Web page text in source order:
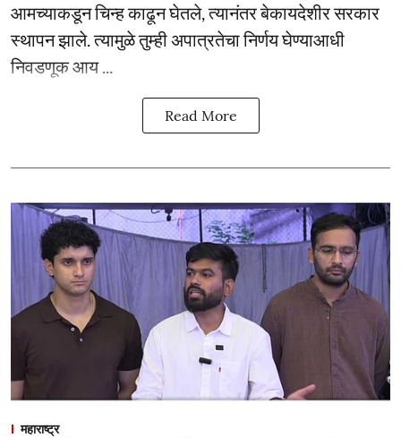
आमच्याकडून चिन्ह काढून घेतले, त्यानंतर बेकायदेशीर सरकार
स्थापन झाले. त्यामुळे तुम्ही अपात्रतेचा निर्णय घेण्याआधी
निवडणूक आय ...
Read More
महाराष्ट्र